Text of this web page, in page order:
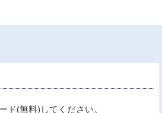
ド(無料)してください。